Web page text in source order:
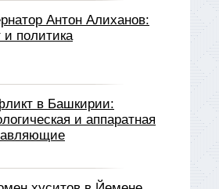
Антон Алиханов:
и политика
в Башкирии:
и аппаратная